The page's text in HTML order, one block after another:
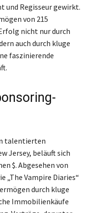
und Regisseur gewirkt.
von 215
nicht nur durch
auch durch kluge
faszinierende
talentierten
Jersey, beläuft sich
$. Abgesehen von
„The Vampire Diaries“
durch kluge
Immobilienkäufe